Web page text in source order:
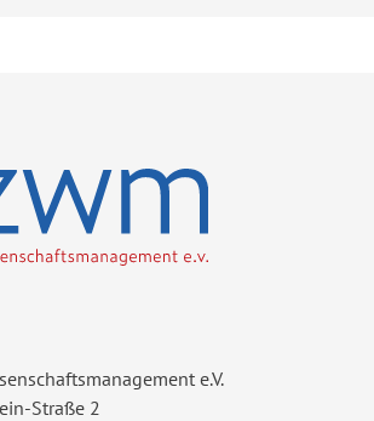
e.V.
Straße 2